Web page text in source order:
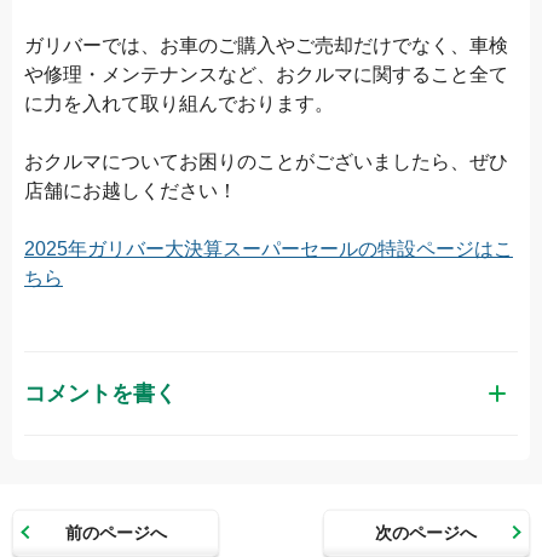
ガリバーでは、お車のご購入やご売却だけでなく、車検
や修理・メンテナンスなど、おクルマに関すること全て
に力を入れて取り組んでおります。
おクルマについてお困りのことがございましたら、ぜひ
店舗にお越しください！
2025年ガリバー大決算スーパーセールの特設ページはこ
ちら
コメントを書く
前のページへ 次のページへ